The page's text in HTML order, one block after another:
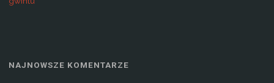
NAJNOWSZE KOMENTARZE